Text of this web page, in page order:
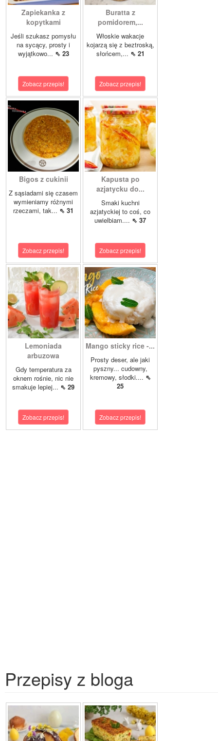
Zapiekanka z
kopytkami
Jeśli szukasz pomysłu
na sycący, prosty i
wyjątkowo... ⇖ 23
Zobacz przepis!
Buratta z
pomidorem,...
Włoskie wakacje
kojarzą się z beztroską,
słońcem,... ⇖ 21
Zobacz przepis!
Bigos z cukinii
Z sąsiadami się czasem
wymieniamy różnymi
rzeczami, tak... ⇖ 31
Zobacz przepis!
Kapusta po
azjatycku do...
Smaki kuchni
azjatyckiej to coś, co
uwielbiam.... ⇖ 37
Zobacz przepis!
Lemoniada
arbuzowa
Gdy temperatura za
oknem rośnie, nic nie
smakuje lepiej... ⇖ 29
Zobacz przepis!
Mango sticky rice -...
Prosty deser, ale jaki
pyszny... cudowny,
kremowy, słodki.... ⇖
25
Zobacz przepis!
Przepisy z bloga